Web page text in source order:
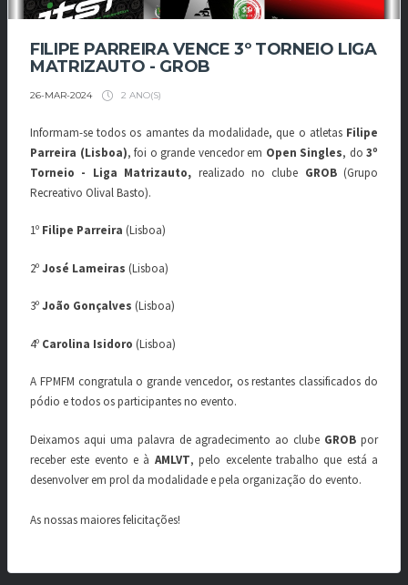
FILIPE PARREIRA VENCE 3º TORNEIO LIGA
MATRIZAUTO - GROB
26-MAR-2024 2 ANO(S)
Informam-se todos os amantes da modalidade, que o atletas Filipe
Parreira (Lisboa), foi o grande vencedor em Open Singles, do 3º
Torneio - Liga Matrizauto, realizado no clube GROB(Grupo
Recreativo Olival Basto).
1º Filipe Parreira (Lisboa)
2ºJosé Lameiras (Lisboa)
3ºJoão Gonçalves (Lisboa)
4º Carolina Isidoro (Lisboa)
A FPMFM congratula o grande vencedor, os restantes classificados do
pódio e todos os participantes no evento.
Deixamos aqui uma palavra de agradecimento ao clube GROBpor
receber este evento e à AMLVT, pelo excelente trabalho que está a
desenvolver em prol da modalidade e pela organização do evento.
As nossas maiores felicitações!